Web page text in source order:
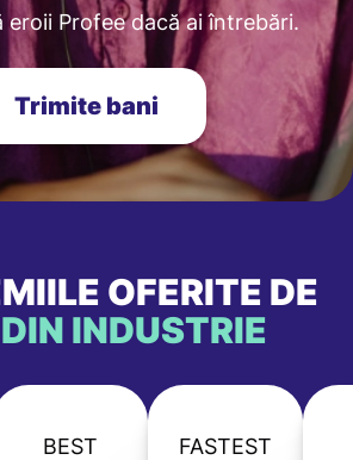
eroii Profee dacă ai întrebări.
Trimite bani
OFERITE DE
INDUSTRIE
BEST
FASTEST